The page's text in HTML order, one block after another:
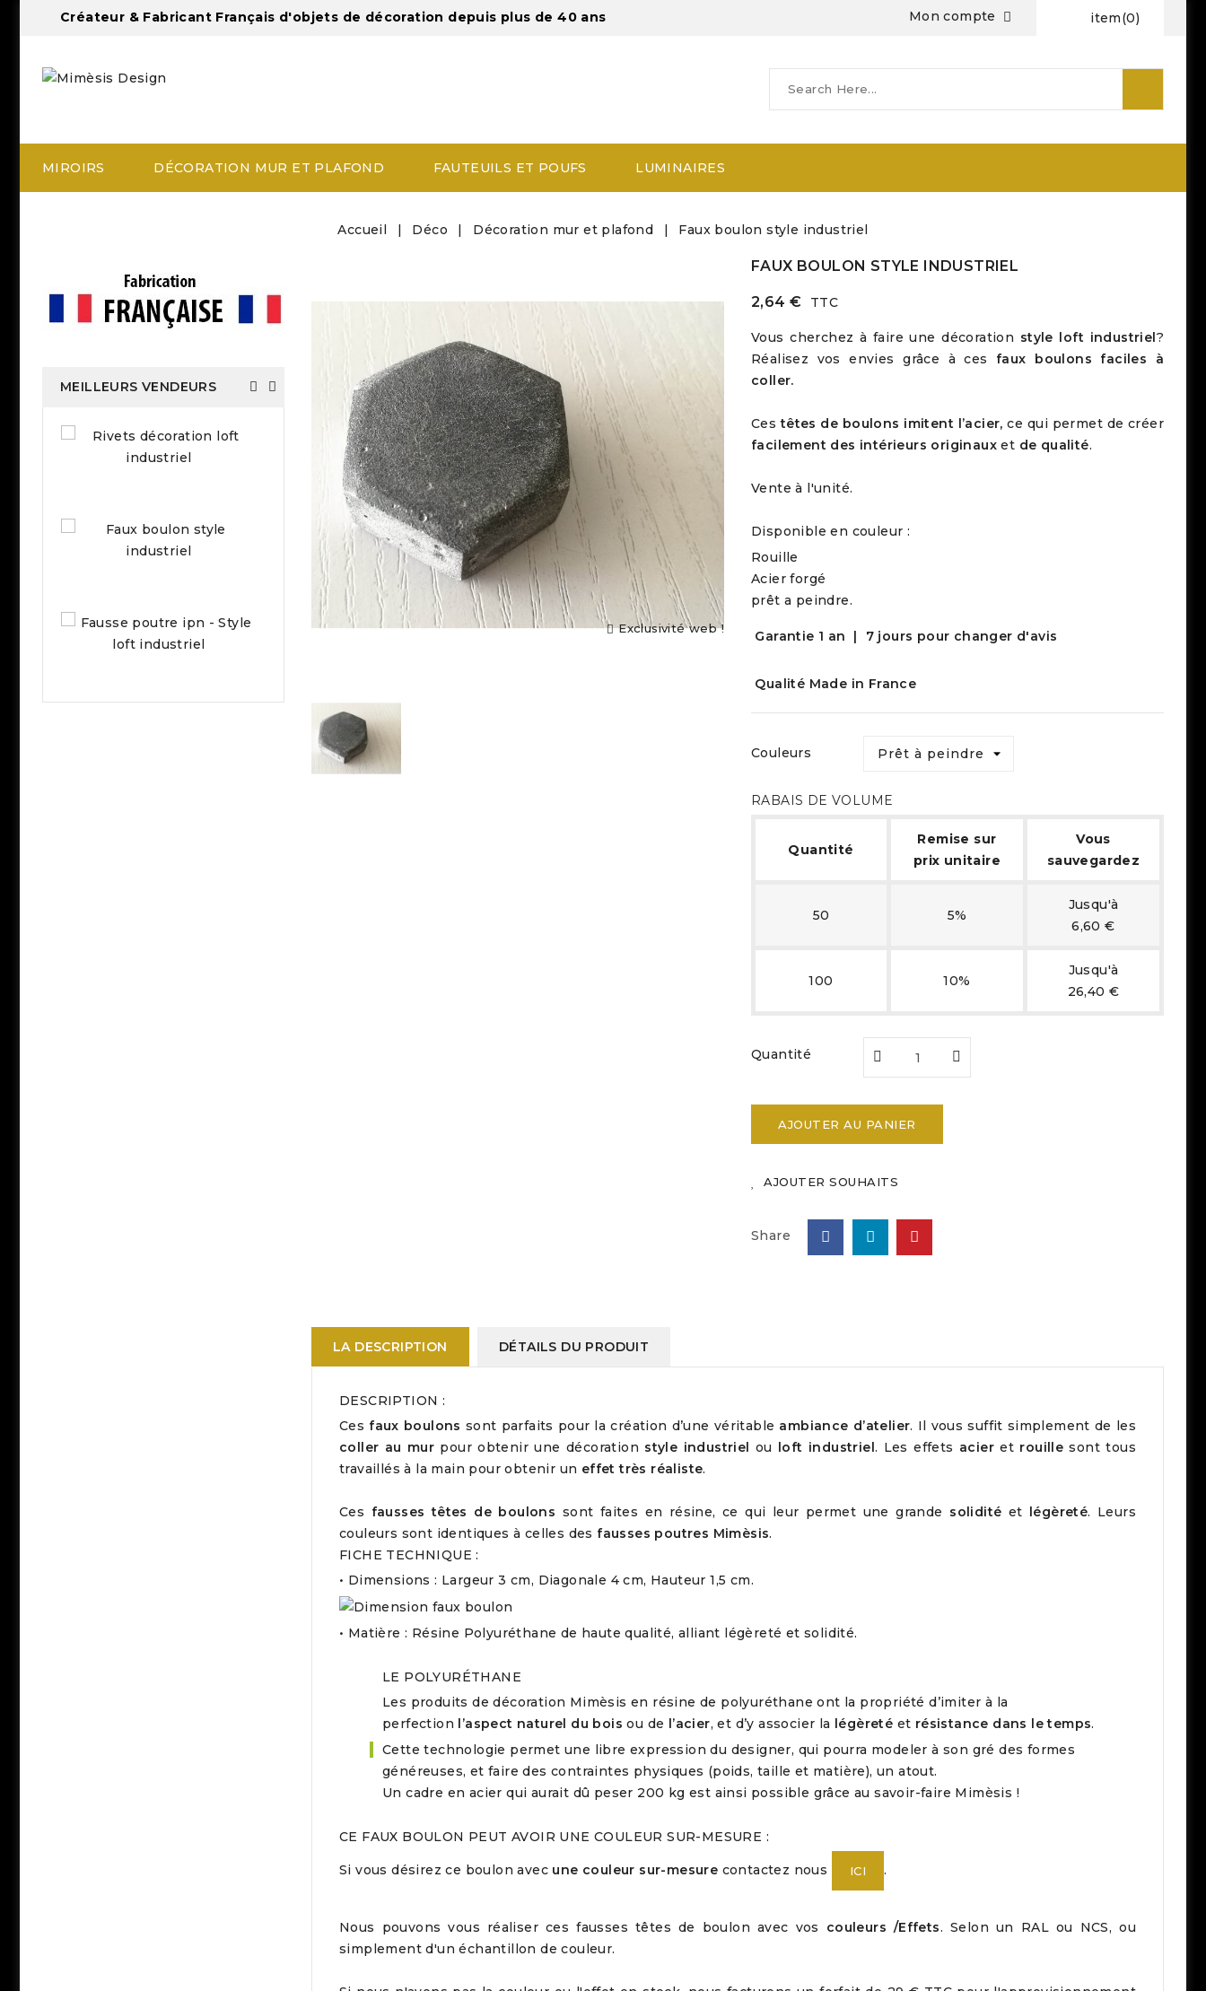
Créateur & Fabricant Français d'objets de décoration depuis plus de 40 ans item(0)
Mon compte 
MIROIRS DÉCORATION MUR ET PLAFOND FAUTEUILS ET POUFS LUMINAIRES
Accueil Déco Décoration mur et plafond Faux boulon style industriel
MEILLEURS VENDEURS
boulon...
Fausse...
Poutre...
79,00 €
Grande...
252,00 €
L'intemporel...
L'Ombre
d'Acier
598,00 €
Exclusivité web !
FAUX BOULON STYLE INDUSTRIEL
2,64 € TTC
Vous cherchez à faire une décoration style loft industriel?
Réalisez vos envies grâce à ces faux boulons faciles à
coller.
Cestêtes de boulons imitent l’acier,ce qui permet de créer
facilement des intérieurs originauxet de qualité.
Vente à l'unité.
Disponible en couleur :
Rouille
Acier forgé
prêt a peindre.
Garantie 1 an | 7 jours pour changer d'avis
Qualité Made in France
Couleurs
RABAIS DE VOLUME
Quantité
Remise sur
prix unitaire
Vous
sauvegardez
50 5%
Jusqu'à
6,60 €
100 10%
Jusqu'à
26,40 €
Quantité
AJOUTER AU PANIER
AJOUTER SOUHAITS
Share
LA DESCRIPTION DÉTAILS DU PRODUIT
DESCRIPTION :
Ces faux boulons sont parfaits pour la création d’une véritable ambiance d’atelier. Il vous suffit simplement de les
coller au mur pour obtenir une décoration style industriel ou loft industriel. Les effets acieret rouille sont tous
travaillés à la main pour obtenir un effet très réaliste.
Ces fausses têtes de boulons sont faites en résine, ce qui leur permet une grande solidité et légèreté. Leurs
couleurs sont identiques à celles des fausses poutres Mimèsis.
FICHE TECHNIQUE :
• Dimensions : Largeur 3 cm, Diagonale 4 cm, Hauteur 1,5 cm.
• Matière : Résine Polyuréthane de haute qualité, alliant légèreté et solidité.
LE POLYURÉTHANE
Les produits de décoration Mimèsis en résine de polyuréthane ont la propriété d’imiter à la
perfection l’aspect naturel du bois ou de l’acier, et d’y associer la légèreté et résistance dans le temps.
Cette technologie permet une libre expression du designer, qui pourra modeler à son gré des formes
généreuses, et faire des contraintes physiques (poids, taille et matière), un atout.
Un cadre en acier qui aurait dû peser 200 kg est ainsi possible grâce au savoir-faire Mimèsis !
CE FAUX BOULON PEUT AVOIR UNE COULEUR SUR-MESURE :
Si vous désirez ce boulon avec une couleur sur-mesure contactez nous ICI .
Nous pouvons vous réaliser ces fausses têtes de boulon avec vos couleurs /Effets. Selon un RAL ou NCS, ou
simplement d'un échantillon de couleur.